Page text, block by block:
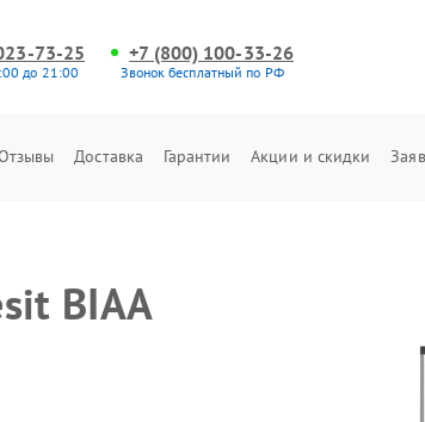
73-25
до 21:00
+7 (800) 100-33-26
Звонок бесплатный по РФ
Доставка Гарантии Акции и скидки
BIAA